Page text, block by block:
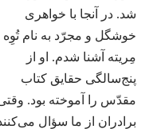
شد.‏ در آنجا با خواهری
خوشگل و مجرّد به نام تُوِه
مِریته آشنا شدم.‏ او از
پنج‌سالگی حقایق کتاب
مقدّس را آموخته بود.‏
برادران از ما سؤال